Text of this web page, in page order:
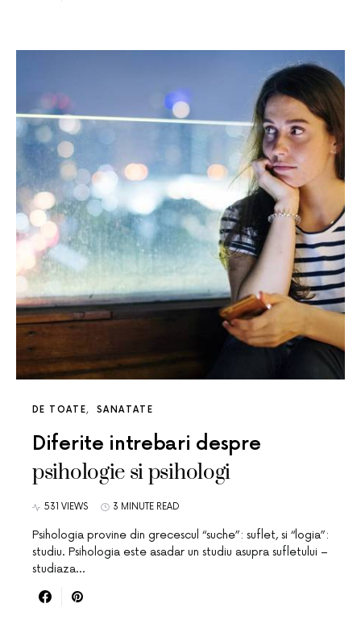
DE TOATE SANATATE
Diferite intrebari despre
psihologie si psihologi
531 VIEWS 3 MINUTE READ
Psihologia provine din grecescul “suche”: suflet, si “logia”:
studiu. Psihologia este asadar un studiu asupra sufletului –
studiaza…